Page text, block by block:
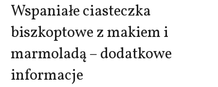
Wspaniałe ciasteczka
biszkoptowe z makiem i
marmoladą – dodatkowe
informacje